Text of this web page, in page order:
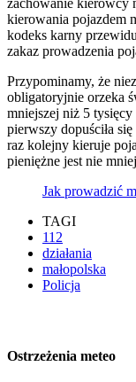
kierowania pojazdem
kodeks karny
zakaz prowadzenia
Przypominamy, że
obligatoryjnie orzeka
mniejszej niż 5
pierwszy dopuściła
raz kolejny kieruje
pieniężne jest nie
Jak prowadzić
TAGI
112
działania
małopolska
Policja
Ostrzeżenia meteo